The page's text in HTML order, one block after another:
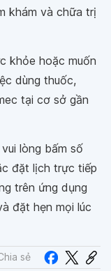
khám và chữa trị
khỏe hoặc muốn
dùng thuốc,
tại cơ sở gần
lòng bấm số
đặt lịch trực tiếp
trên ứng dụng
đặt hẹn mọi lúc
sẻ